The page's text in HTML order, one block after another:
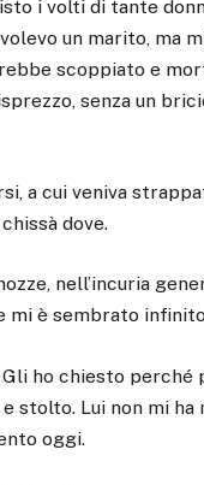
i volti di tante
un marito, ma
scoppiato e
senza un
a cui veniva
dove.
nell’incuria
mi è sembrato
ho chiesto
stolto. Lui non mi
oggi.